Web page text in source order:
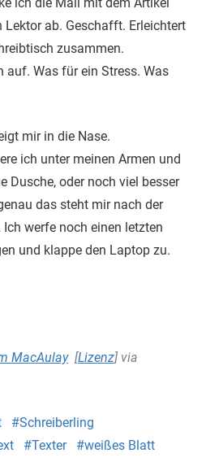
Lektor ab. Geschafft. Erleichtert
zusammen.
auf. Was für ein Stress. Was
mir in die Nase.
ich unter meinen Armen und
Dusche, oder noch viel besser
das steht mir nach der
werfe noch einen letzten
und klappe den Laptop zu.
MacAulay[Lizenz] via
Schreiberling
Texter weißes Blatt